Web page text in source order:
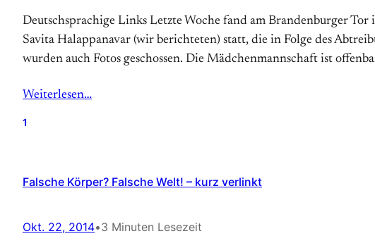
Deutschsprachige Links Letzte Woche fand am Brandenburger
Savita Halappanavar (wir berichteten) statt, die in Folge des
wurden auch Fotos geschossen. Die Mädchenmannschaft ist
Weiterlesen…
1
Falsche Körper? Falsche Welt! – kurz verlinkt
Okt. 22, 2014•3 Minuten Lesezeit